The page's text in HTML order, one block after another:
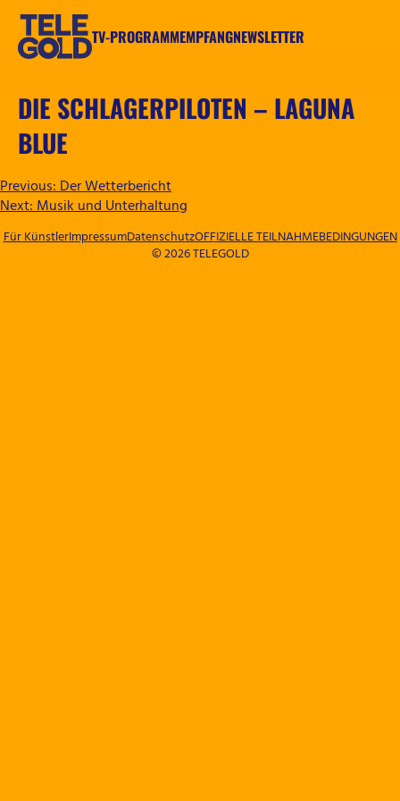
Zum
springen
TV-PROGRAMMEMPFANGNEWSLETTER
DIE SCHLAGERPILOTEN – LAGUNA
BLUE
BEITRAGSNAVIGATION
Previous:Der Wetterbericht
Next:Musik und Unterhaltung
© 2026 TELEGOLD
Für KünstlerImpressumDatenschutzOFFIZIELLE TEILNAHMEBEDINGUNGEN